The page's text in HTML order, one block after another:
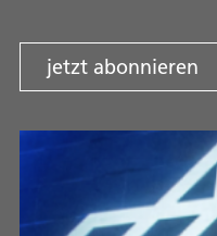
jetzt abonnieren